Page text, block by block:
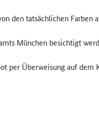
den tatsächlichen Farben
München besichtigt
per Überweisung auf dem